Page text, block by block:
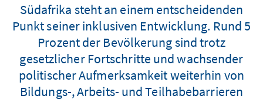
Südafrika steht an einem entscheidenden
Punkt seiner inklusiven Entwicklung. Rund 5
Prozent der Bevölkerung sind trotz
gesetzlicher Fortschritte und wachsender
politischer Aufmerksamkeit weiterhin von
Bildungs-, Arbeits- und Teilhabebarrieren